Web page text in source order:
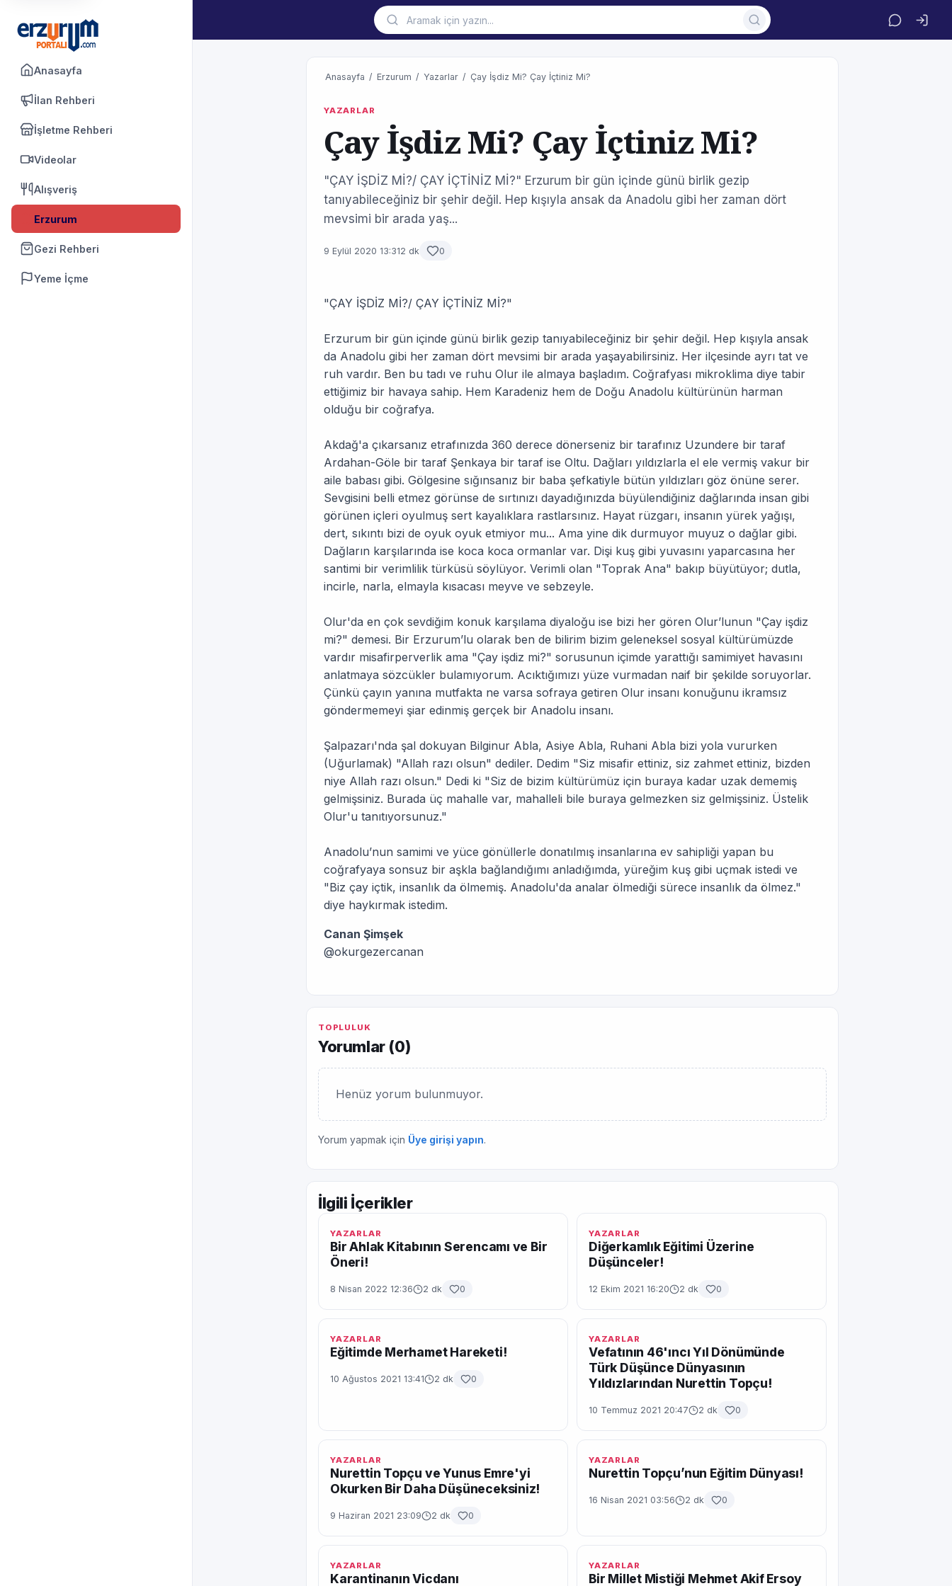
Anasayfa
İlan Rehberi
İşletme Rehberi
Videolar
Alışveriş
Erzurum
Gezi Rehberi
Yeme İçme
Anasayfa / Erzurum / Yazarlar / Çay İşdiz Mi? Çay İçtiniz Mi?
YAZARLAR
Çay İşdiz Mi? Çay İçtiniz Mi?
"ÇAY İŞDİZ Mİ?/ ÇAY İÇTİNİZ Mİ?" Erzurum bir gün içinde günü birlik gezip
tanıyabileceğiniz bir şehir değil. Hep kışıyla ansak da Anadolu gibi her zaman dört
mevsimi bir arada yaş...
9 Eylül 2020 13:312 dk 0
"ÇAY İŞDİZ Mİ?/ ÇAY İÇTİNİZ Mİ?"
Erzurum bir gün içinde günü birlik gezip tanıyabileceğiniz bir şehir değil. Hep kışıyla ansak
da Anadolu gibi her zaman dört mevsimi bir arada yaşayabilirsiniz. Her ilçesinde ayrı tat ve
ruh vardır. Ben bu tadı ve ruhu Olur ile almaya başladım. Coğrafyası mikroklima diye tabir
ettiğimiz bir havaya sahip. Hem Karadeniz hem de Doğu Anadolu kültürünün harman
olduğu bir coğrafya.
Akdağ'a çıkarsanız etrafınızda 360 derece dönerseniz bir tarafınız Uzundere bir taraf
Ardahan-Göle bir taraf Şenkaya bir taraf ise Oltu. Dağları yıldızlarla el ele vermiş vakur bir
aile babası gibi. Gölgesine sığınsanız bir baba şefkatiyle bütün yıldızları göz önüne serer.
Sevgisini belli etmez görünse de sırtınızı dayadığınızda büyülendiğiniz dağlarında insan gibi
görünen içleri oyulmuş sert kayalıklara rastlarsınız. Hayat rüzgarı, insanın yürek yağışı,
dert, sıkıntı bizi de oyuk oyuk etmiyor mu... Ama yine dik durmuyor muyuz o dağlar gibi.
Dağların karşılarında ise koca koca ormanlar var. Dişi kuş gibi yuvasını yaparcasına her
santimi bir verimlilik türküsü söylüyor. Verimli olan "Toprak Ana" bakıp büyütüyor; dutla,
incirle, narla, elmayla kısacası meyve ve sebzeyle.
Olur'da en çok sevdiğim konuk karşılama diyaloğu ise bizi her gören Olur’lunun "Çay işdiz
mi?" demesi. Bir Erzurum’lu olarak ben de bilirim bizim geleneksel sosyal kültürümüzde
vardır misafirperverlik ama "Çay işdiz mi?" sorusunun içimde yarattığı samimiyet havasını
anlatmaya sözcükler bulamıyorum. Acıktığımızı yüze vurmadan naif bir şekilde soruyorlar.
Çünkü çayın yanına mutfakta ne varsa sofraya getiren Olur insanı konuğunu ikramsız
göndermemeyi şiar edinmiş gerçek bir Anadolu insanı.
Şalpazarı'nda şal dokuyan Bilginur Abla, Asiye Abla, Ruhani Abla bizi yola vururken
(Uğurlamak) "Allah razı olsun" dediler. Dedim "Siz misafir ettiniz, siz zahmet ettiniz, bizden
niye Allah razı olsun." Dedi ki "Siz de bizim kültürümüz için buraya kadar uzak dememiş
gelmişsiniz. Burada üç mahalle var, mahalleli bile buraya gelmezken siz gelmişsiniz. Üstelik
Olur'u tanıtıyorsunuz."
Anadolu’nun samimi ve yüce gönüllerle donatılmış insanlarına ev sahipliği yapan bu
coğrafyaya sonsuz bir aşkla bağlandığımı anladığımda, yüreğim kuş gibi uçmak istedi ve
"Biz çay içtik, insanlık da ölmemiş. Anadolu'da analar ölmediği sürece insanlık da ölmez."
diye haykırmak istedim.
Canan Şimşek
@okurgezercanan
TOPLULUK
Yorumlar (0)
Henüz yorum bulunmuyor.
Yorum yapmak için Üye girişi yapın.
İlgili İçerikler
YAZARLAR
Bir Ahlak Kitabının Serencamı ve Bir
Öneri!
8 Nisan 2022 12:36 2 dk 0
YAZARLAR
Diğerkamlık Eğitimi Üzerine
Düşünceler!
12 Ekim 2021 16:20 2 dk 0
YAZARLAR
Eğitimde Merhamet Hareketi!
10 Ağustos 2021 13:41 2 dk 0
YAZARLAR
Vefatının 46'ıncı Yıl Dönümünde
Türk Düşünce Dünyasının
Yıldızlarından Nurettin Topçu!
10 Temmuz 2021 20:47 2 dk 0
YAZARLAR
Nurettin Topçu ve Yunus Emre'yi
Okurken Bir Daha Düşüneceksiniz!
9 Haziran 2021 23:09 2 dk 0
YAZARLAR
Nurettin Topçu’nun Eğitim Dünyası!
16 Nisan 2021 03:56 2 dk 0
YAZARLAR
Karantinanın Vicdanı
YAZARLAR
Bir Millet Mistiği Mehmet Akif Ersoy